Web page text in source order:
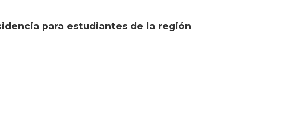
para estudiantes de la región